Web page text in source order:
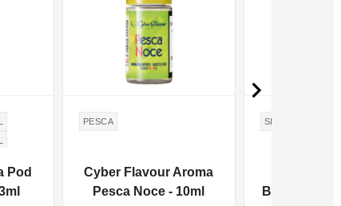
Pod
PESCA
Cyber Flavour Aroma
Pesca Noce - 10ml
SIGARO
Booms
